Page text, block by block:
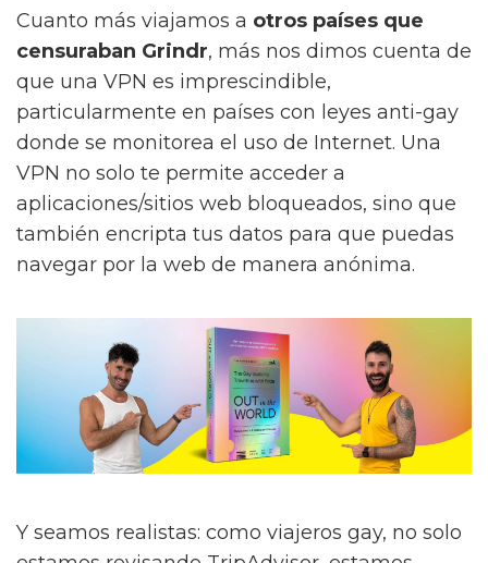
Cuanto más viajamos a otros países que
censuraban Grindr, más nos dimos cuenta de
que una VPN es imprescindible,
particularmente en países con leyes anti-gay
donde se monitorea el uso de Internet. Una
VPN no solo te permite acceder a
aplicaciones/sitios web bloqueados, sino que
también encripta tus datos para que puedas
navegar por la web de manera anónima.
Y seamos realistas: como viajeros gay, no solo